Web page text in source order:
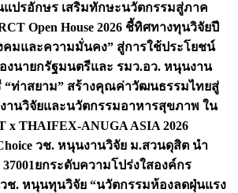
แปรอักษร เสริมทักษะนวัตกรรมสู่ภาค
Open House 2026 ชี้ทิศทางทุนวิจัยปี
คมและความมั่นคง” สู่การใช้ประโยชน์
องนายกรัฐมนตรีและ รมว.อว. หนุนงาน
ท่าสยาม” สร้างคุณค่าวัฒนธรรมไทยสู่
านวิจัยและนวัตกรรมอาหารสุขภาพ ใน
x THAIFEX-ANUGA ASIA 2026
วช. หนุนงานวิจัย ม.สวนดุสิต นำ
ยกระดับความโปร่งใสองค์กร
วช. หนุนทุนวิจัย “นวัตกรรมห้องลดฝุ่นแรง